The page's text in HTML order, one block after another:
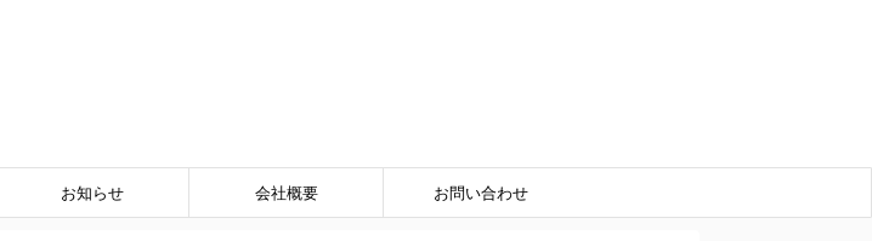
お知らせ 会社概要 お問い合わせ